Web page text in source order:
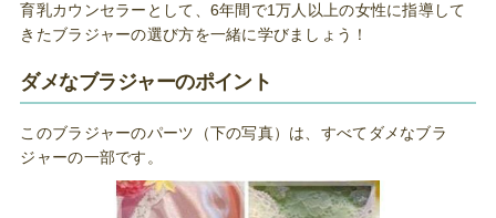
育乳カウンセラーとして、6年間で1万人以上の女性に指導して
きたブラジャーの選び方を一緒に学びましょう！
ダメなブラジャーのポイント
このブラジャーのパーツ（下の写真）は、すべてダメなブラ
ジャーの一部です。